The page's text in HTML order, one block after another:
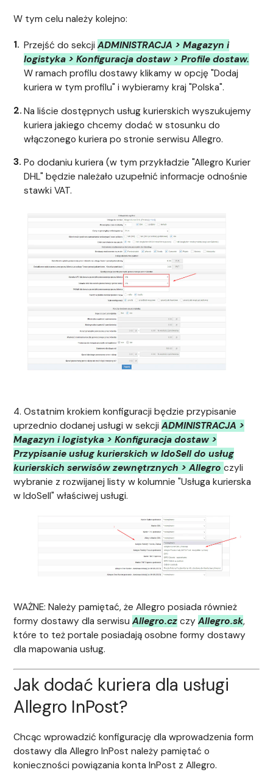
W tym celu należy kolejno:
Przejść do sekcjiADMINISTRACJA > Magazyn i
logistyka > Konfiguracja dostaw > Profile dostaw.
W ramach profilu dostawy klikamy w opcję "Dodaj
kuriera w tym profilu" i wybieramy kraj "Polska".
Na liście dostępnych usług kurierskich wyszukujemy
kuriera jakiego chcemy dodać w stosunku do
włączonego kuriera po stronie serwisu Allegro.
Po dodaniu kuriera (w tym przykładzie "Allegro Kurier
DHL" będzie należało uzupełnić informacje odnośnie
stawki VAT.
4. Ostatnim krokiem konfiguracji będzie przypisanie
uprzednio dodanej usługi w sekcjiADMINISTRACJA >
Magazyn i logistyka > Konfiguracja dostaw >
Przypisanie usług kurierskich w IdoSell do usług
kurierskich serwisów zewnętrznych > Allegroczyli
wybranie z rozwijanej listy w kolumnie "Usługa kurierska
w IdoSell" właściwej usługi.
WAŻNE: Należy pamiętać, że Allegro posiada również
formy dostawy dla serwisuAllegro.cz czyAllegro.sk,
które to też portale posiadają osobne formy dostawy
dla mapowania usług.
Jak dodać kuriera dla usługi
Allegro InPost?
Chcąc wprowadzić konfigurację dla wprowadzenia form
dostawy dla Allegro InPost należy pamiętać o
konieczności powiązania konta InPost z Allegro.